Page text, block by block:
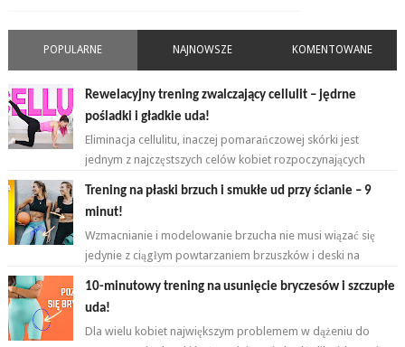
POPULARNE NAJNOWSZE KOMENTOWANE
Rewelacyjny trening zwalczający cellulit – jędrne
pośladki i gładkie uda!
Eliminacja cellulitu, inaczej pomarańczowej skórki jest
jednym z najczęstszych celów kobiet rozpoczynających
Trening na płaski brzuch i smukłe ud przy ścianie – 9
minut!
Wzmacnianie i modelowanie brzucha nie musi wiązać się
jedynie z ciągłym powtarzaniem brzuszków i deski na
10-minutowy trening na usunięcie bryczesów i szczupłe
uda!
Dla wielu kobiet największym problemem w dążeniu do